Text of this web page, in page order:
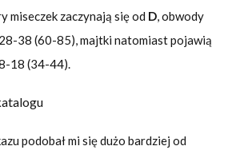
miseczek zaczynają się od D, obwody
38 (60-85), majtki natomiast pojawią
18 (34-44).
podobał mi się dużo bardziej od